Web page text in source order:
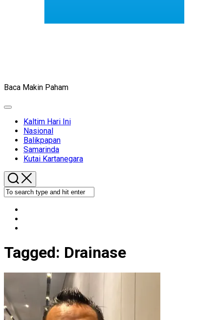
Baca Makin Paham
Expand
Kaltim Hari Ini
Nasional
Balikpapan
Samarinda
Kutai Kartanegara
Tagged: Drainase